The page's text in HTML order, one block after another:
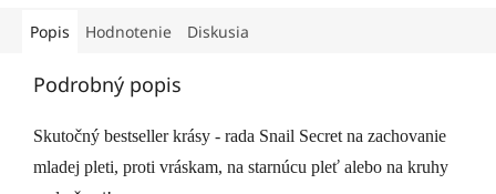
Popis Hodnotenie Diskusia
Podrobný popis
Skutočný bestseller krásy - rada Snail Secret na zachovanie
mladej pleti, proti vráskam, na starnúcu pleť alebo na kruhy